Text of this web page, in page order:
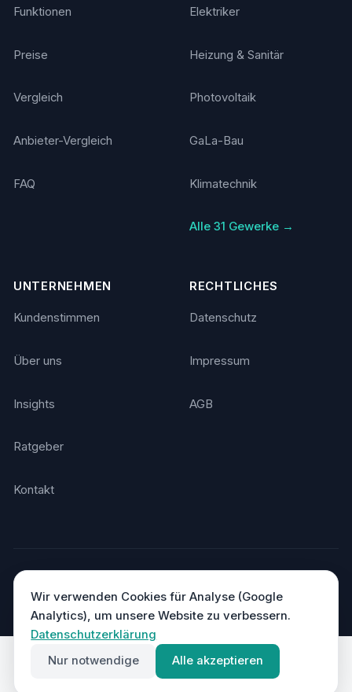
Funktionen
Preise
Vergleich
Anbieter-Vergleich
FAQ
Elektriker
Heizung & Sanitär
Photovoltaik
GaLa-Bau
Klimatechnik
Alle 31 Gewerke →
UNTERNEHMEN
Kundenstimmen
Über uns
Insights
Ratgeber
Kontakt
RECHTLICHES
Datenschutz
Impressum
AGB
DSGVO-konform · Hosting in Deutschland
Wir verwenden Cookies für Analyse (Google
Analytics), um unsere Website zu verbessern.
Datenschutzerklärung
Nur notwendige
Alle akzeptieren